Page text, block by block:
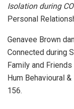
Isolation during
Personal
Genavee Brown
Connected during
Family and
Hum Behavioural
156.